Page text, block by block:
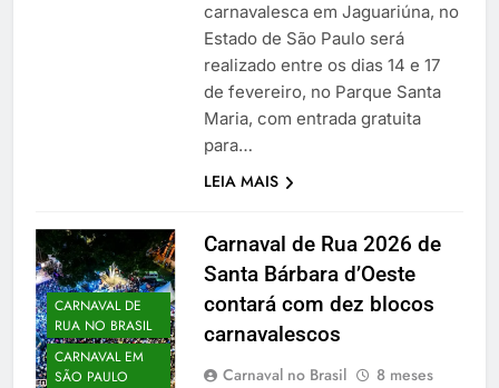
carnavalesca em Jaguariúna, no
Estado de São Paulo será
realizado entre os dias 14 e 17
de fevereiro, no Parque Santa
Maria, com entrada gratuita
para…
LEIA MAIS
CARNAVAL DE
RUA NO BRASIL
CARNAVAL EM
SÃO PAULO
Carnaval de Rua 2026 de
Santa Bárbara d’Oeste
contará com dez blocos
carnavalescos
Carnaval no Brasil
8 meses